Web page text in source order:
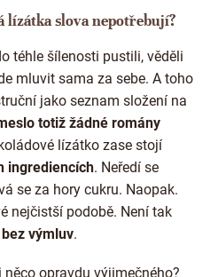
lízátka slova nepotřebují?
téhle šílenosti pustili, věděli
mluvit sama za sebe. A toho
jako seznam složení na
totiž žádné romány
lízátko zase stojí
ingrediencích. Neředí se
se za hory cukru. Naopak.
nejčistší podobě. Není tak
výmluv.
opravdu výjimečného?